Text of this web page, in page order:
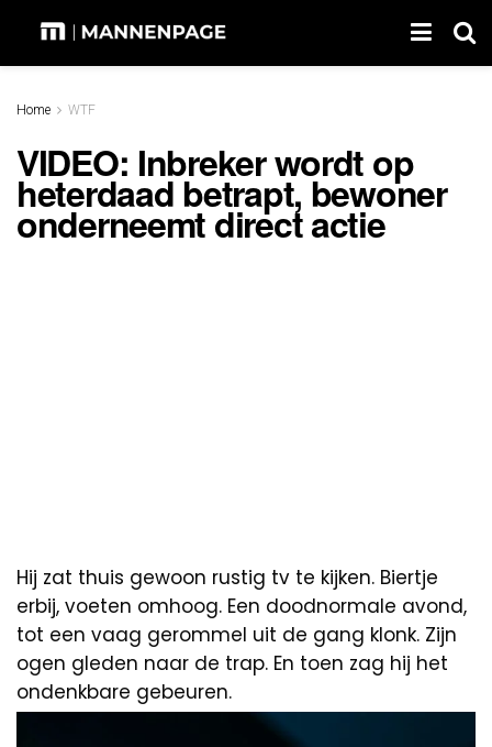
Home WTF
VIDEO: Inbreker wordt op
heterdaad betrapt, bewoner
onderneemt direct actie
Hij zat thuis gewoon rustig tv te kijken. Biertje
erbij, voeten omhoog. Een doodnormale avond,
tot een vaag gerommel uit de gang klonk. Zijn
ogen gleden naar de trap. En toen zag hij het
ondenkbare gebeuren.